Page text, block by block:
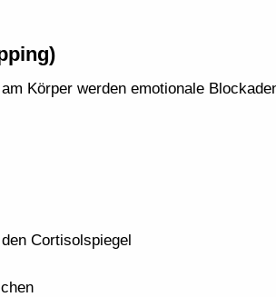
Körper werden emotionale
Cortisolspiegel